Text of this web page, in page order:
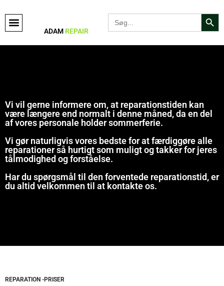
ADAM REPAIR
Search
for:
Search
Vi vil gerne informere om, at reparationstiden kan
være længere end normalt i denne måned, da en del
af vores personale holder sommerferie.
Vi gør naturligvis vores bedste for at færdiggøre alle
reparationer så hurtigt som muligt og takker for jeres
tålmodighed og forståelse.
Har du spørgsmål til den forventede reparationstid, er
du altid velkommen til at kontakte os.
REPARATION -PRISER